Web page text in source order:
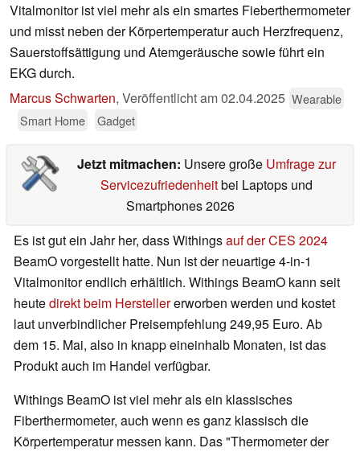
Vitalmonitor ist viel mehr als ein smartes Fieberthermometer
und misst neben der Körpertemperatur auch Herzfrequenz,
Sauerstoffsättigung und Atemgeräusche sowie führt ein
EKG durch.
Marcus Schwarten, Veröffentlicht am02.04.2025 Wearable
Smart Home
Gadget
Jetzt mitmachen: Unsere große Umfrage zur
Servicezufriedenheitbei Laptops und
Smartphones 2026
Es ist gut ein Jahr her, dass Withingsauf der CES 2024
BeamO vorgestellt hatte. Nun ist der neuartige 4-in-1
Vitalmonitor endlich erhältlich. Withings BeamO kann seit
heutedirekt beim Herstellererworben werden und kostet
laut unverbindlicher Preisempfehlung 249,95 Euro. Ab
dem 15. Mai, also in knapp eineinhalb Monaten, ist das
Produkt auch im Handel verfügbar.
Withings BeamO ist viel mehr als ein klassisches
Fiberthermometer, auch wenn es ganz klassisch die
Körpertemperatur messen kann. Das "Thermometer der